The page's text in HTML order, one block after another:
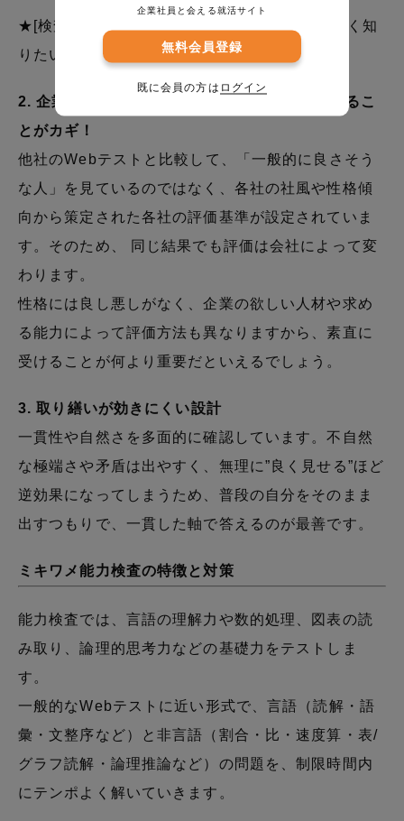
★[検査を利用した自己分析についてもっと詳しく知
りたい方はこちら]
2. 企業ごとに評価基準が異なるので素直に受けるこ
とがカギ！
他社のWebテストと比較して、「一般的に良さそう
な人」を見ているのではなく、各社の社風や性格傾
向から策定された各社の評価基準が設定されていま
す。そのため、 同じ結果でも評価は会社によって変
わります。
性格には良し悪しがなく、企業の欲しい人材や求め
る能力によって評価方法も異なりますから、素直に
受けることが何より重要だといえるでしょう。
3. 取り繕いが効きにくい設計
一貫性や自然さを多面的に確認しています。不自然
な極端さや矛盾は出やすく、無理に”良く見せる”ほど
逆効果になってしまうため、普段の自分をそのまま
出すつもりで、一貫した軸で答えるのが最善です。
ミキワメ能力検査の特徴と対策
能力検査では、言語の理解力や数的処理、図表の読
み取り、論理的思考力などの基礎力をテストしま
す。
一般的なWebテストに近い形式で、言語（読解・語
彙・文整序など）と非言語（割合・比・速度算・表/
グラフ読解・論理推論など）の問題を、制限時間内
にテンポよく解いていきます。
企業社員と会える就活サイト
無料会員登録
既に会員の方は ログイン